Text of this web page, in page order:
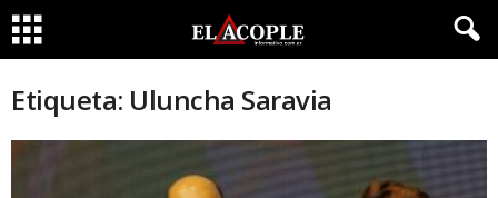
Etiqueta: Uluncha Saravia